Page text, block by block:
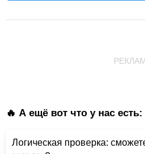
🔥 А ещё вот что у нас есть:
Логическая проверка: